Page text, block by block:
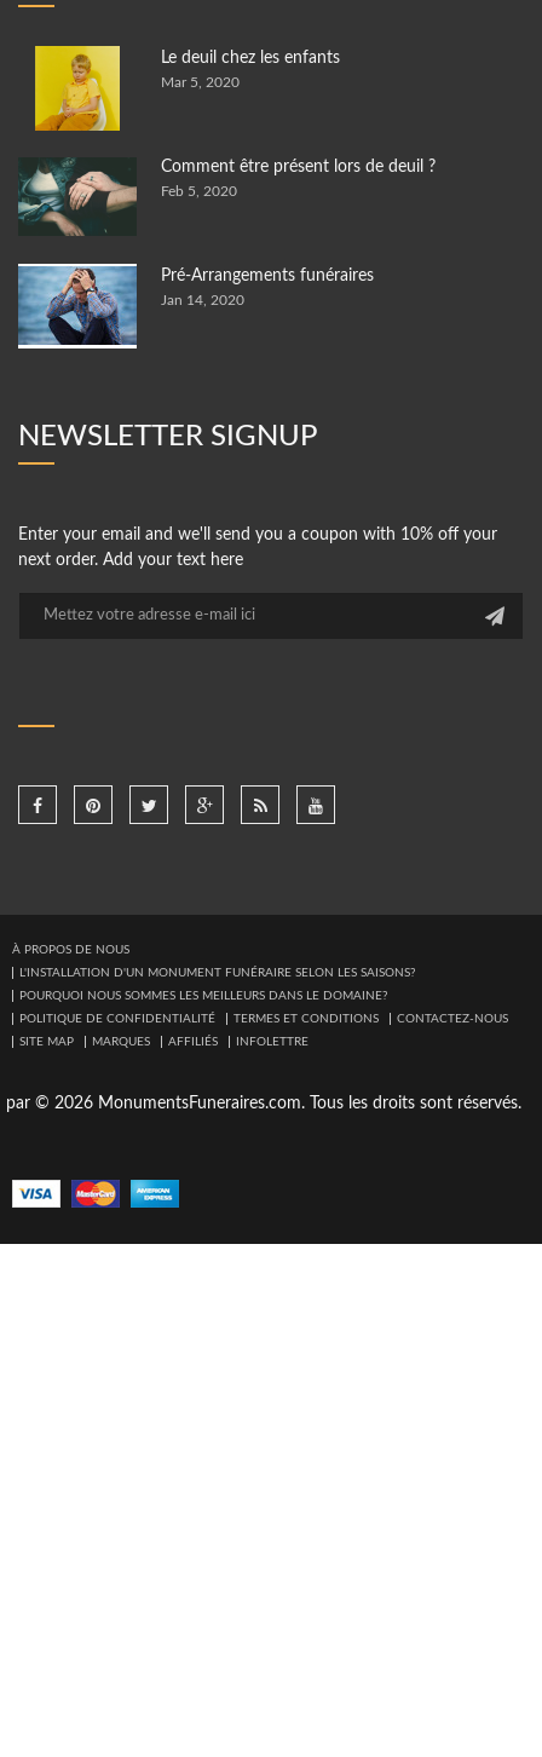
Le deuil chez les enfants
Mar 5, 2020
Comment être présent lors de deuil ?
Feb 5, 2020
Pré-Arrangements funéraires
Jan 14, 2020
NEWSLETTER SIGNUP
Enter your email and we'll send you a coupon with 10% off your
next order. Add your text here
À PROPOS DE NOUS
L'INSTALLATION D'UN MONUMENT FUNÉRAIRE SELON LES SAISONS?
POURQUOI NOUS SOMMES LES MEILLEURS DANS LE DOMAINE?
POLITIQUE DE CONFIDENTIALITÉ
TERMES ET CONDITIONS
CONTACTEZ-NOUS
SITE MAP
MARQUES AFFILIÉS INFOLETTRE
par © 2026 MonumentsFuneraires.com. Tous les droits sont réservés.